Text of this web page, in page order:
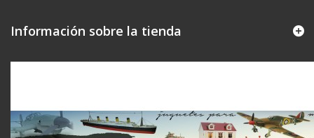
Información sobre la tienda